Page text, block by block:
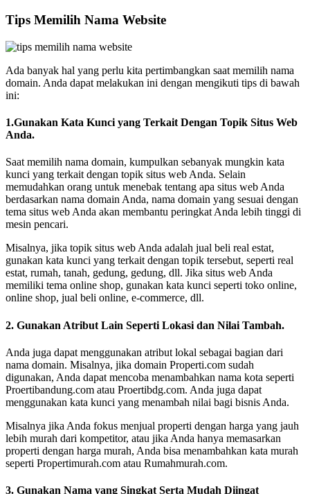
Tips Memilih Nama Website
Ada banyak hal yang perlu kita pertimbangkan saat memilih nama
domain. Anda dapat melakukan ini dengan mengikuti tips di bawah
ini:
1.Gunakan Kata Kunci yang Terkait Dengan Topik Situs Web
Anda.
Saat memilih nama domain, kumpulkan sebanyak mungkin kata
kunci yang terkait dengan topik situs web Anda. Selain
memudahkan orang untuk menebak tentang apa situs web Anda
berdasarkan nama domain Anda, nama domain yang sesuai dengan
tema situs web Anda akan membantu peringkat Anda lebih tinggi di
mesin pencari.
Misalnya, jika topik situs web Anda adalah jual beli real estat,
gunakan kata kunci yang terkait dengan topik tersebut, seperti real
estat, rumah, tanah, gedung, gedung, dll. Jika situs web Anda
memiliki tema online shop, gunakan kata kunci seperti toko online,
online shop, jual beli online, e-commerce, dll.
2. Gunakan Atribut Lain Seperti Lokasi dan Nilai Tambah.
Anda juga dapat menggunakan atribut lokal sebagai bagian dari
nama domain. Misalnya, jika domain Properti.com sudah
digunakan, Anda dapat mencoba menambahkan nama kota seperti
Proertibandung.com atau Proertibdg.com. Anda juga dapat
menggunakan kata kunci yang menambah nilai bagi bisnis Anda.
Misalnya jika Anda fokus menjual properti dengan harga yang jauh
lebih murah dari kompetitor, atau jika Anda hanya memasarkan
properti dengan harga murah, Anda bisa menambahkan kata murah
seperti Propertimurah.com atau Rumahmurah.com.
3. Gunakan Nama yang Singkat Serta Mudah Diingat